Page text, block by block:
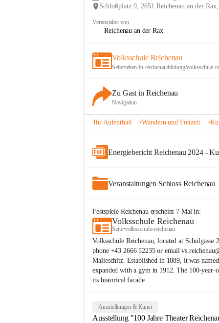
Schloßplatz 9, 2651 Reichenau an der
Veranstaltet von
Reichenau an der Rax
Volksschule Reichenau
Seite•leben-in-reichenau/bildung/volksschule-
Zu Gast in Reichenau
Navigation
Ihr Aufenthalt •Wandern und Freizeit •
Energiebericht Reichenau 2024 -
Veranstaltungen Schloss Reichenau
Festspiele Reichenauerscheint 7Mal in:
Volksschule Reichenau
Seite•volksschule-reichenau
Volksschule Reichenau, located at
phone +43 2666 52235 or email
Malleschitz. Established in 1889, it was
expanded with a gym in 1912. The 100-
its historical facade.
Ausstellungen & Kunst
Ausstellung "100 Jahre Theater